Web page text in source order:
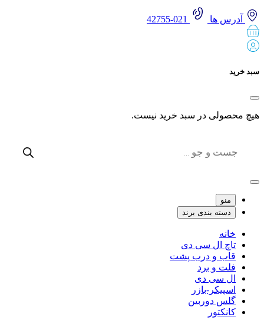
آدرس ها
خرید
محصولی در سبد خرید نیست.
منو
دسته بندی برند
خانه
تاچ ال سی دی
قاب و درب پشت
فلت و برد
ال سی دی
اسپیکر-بازر
گلس دوربین
کانکتور